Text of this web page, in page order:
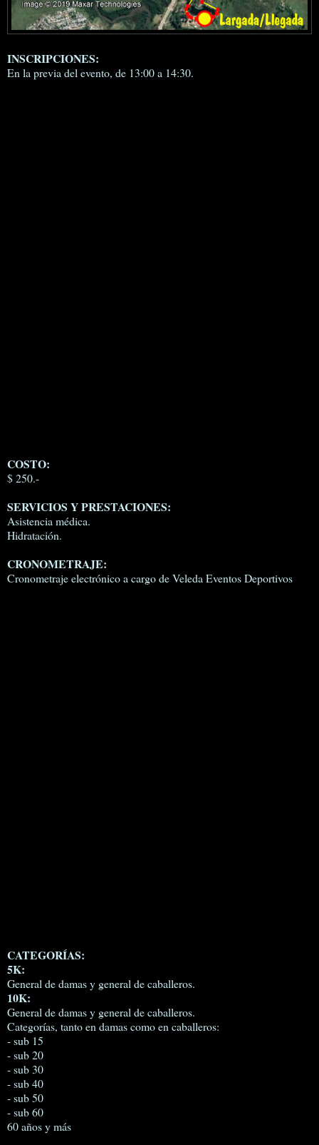
INSCRIPCIONES:
En la previa del evento, de 13:00 a 14:30.
COSTO:
$ 250.-
SERVICIOS Y PRESTACIONES:
Asistencia médica.
Hidratación.
CRONOMETRAJE:
Cronometraje electrónico a cargo de Veleda Eventos Deportivos
CATEGORÍAS:
5K:
General de damas y general de caballeros.
10K:
General de damas y general de caballeros.
Categorías, tanto en damas como en caballeros:
- sub 15
- sub 20
- sub 30
- sub 40
- sub 50
- sub 60
60 años y más